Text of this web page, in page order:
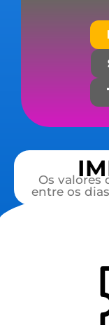
Os valores
entre os